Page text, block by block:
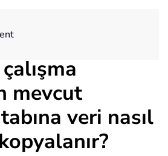
mevcut
veri nasıl